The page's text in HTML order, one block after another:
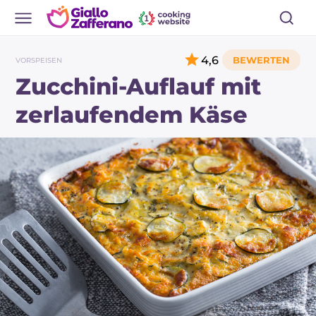
VORSPEISEN
Zucchini-Auflauf mit
zerlaufendem Käse
4,6